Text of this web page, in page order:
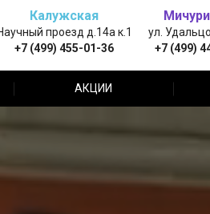
Калужская
проезд д.14а к.1
+7 (499) 455-01-36
ул.
+7 (499)
АКЦИИ